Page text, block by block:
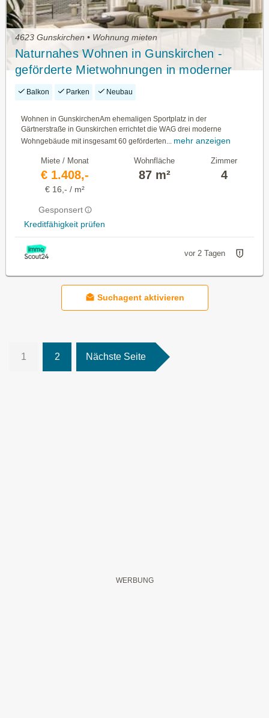
4623 Gunskirchen • Wohnung mieten
Naturnahes Wohnen in Gunskirchen -
geförderte Mietwohnungen in moderner
Hybridbauweise
Balkon Parken Neubau
Wohnen in GunskirchenAm ehemaligen Sportplatz in der
Gärtnerstraße in Gunskirchen errichtet die WAG drei moderne
Wohngebäude mit insgesamt 60 geförderten...
mehr anzeigen
Miete / Monat
€ 1.408,-
€ 16,- / m²
Gesponsert
Kreditfähigkeit prüfen
Wohnfläche
87 m²
Zimmer
4
vor 2 Tagen
Suchagent aktivieren
1 2 Nächste Seite